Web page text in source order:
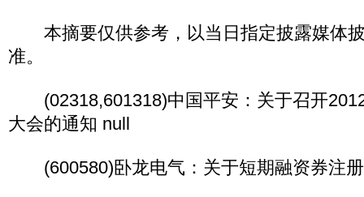
本摘要仅供参考，以当日指定披露媒体
准。
(02318,601318)中国平安：关于召开
大会的通知 null
(600580)卧龙电气：关于短期融资券注册